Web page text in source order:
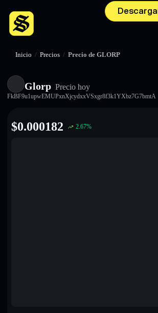
Inicio / Precios / Precio de GLORP
Glorp Precio hoy
FkBF9u1upwEMUPxnXjcydxxVSxgr8f3k1YXbz7G7bmtA
$0.000182 2.67%